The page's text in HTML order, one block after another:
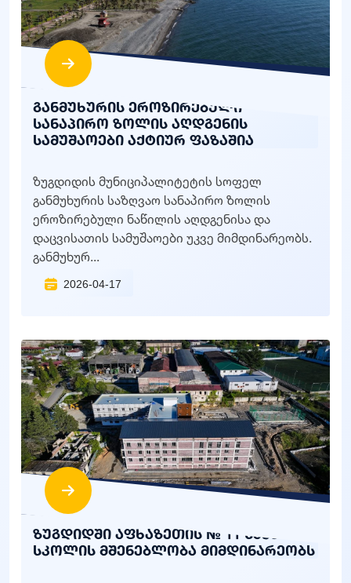
განმუხურის ეროზირებული
სანაპირო ზოლის აღდგენის
სამუშაოები აქტიურ ფაზაშია
ზუგდიდის მუნიციპალიტეტის სოფელ
განმუხურის საზღვაო სანაპირო ზოლის
ეროზირებული ნაწილის აღდგენისა და
დაცვისათის სამუშაოები უკვე მიმდინარეობს.
განმუხურ...
2026-04-17
ზუგდიდში აფხაზეთის № 11 საჯარო
სკოლის მშენებლობა მიმდინარეობს